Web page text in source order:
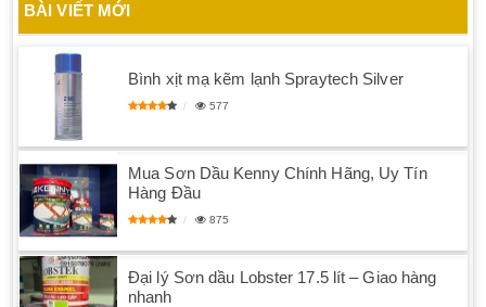
BÀI VIẾT MỚI
Bình xịt mạ kẽm lạnh Spraytech Silver
577
Mua Sơn Dầu Kenny Chính Hãng, Uy Tín
Hàng Đầu
875
Đại lý Sơn dầu Lobster 17.5 lít – Giao hàng
nhanh